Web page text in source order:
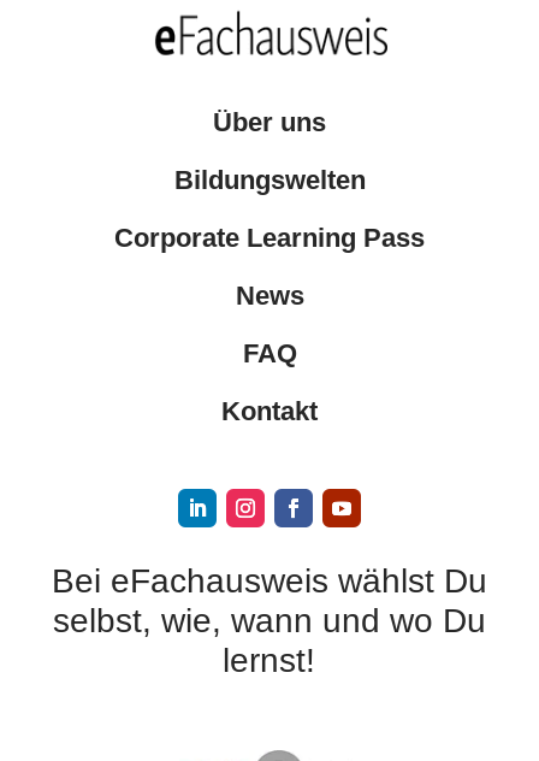
Über uns
Bildungswelten
Corporate Learning Pass
News
FAQ
Kontakt
Bei eFachausweis wählst Du
selbst, wie, wann und wo Du
lernst!